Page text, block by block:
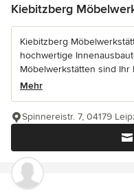
Kiebitzberg
Kiebitzberg
hochwertige
Möbelwerkstätten sind Ihr
Mehr
Spinnereistr. 7, 04179